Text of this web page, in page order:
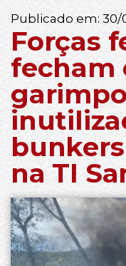
Publicado em: 30/
Forças
fecham
na TI